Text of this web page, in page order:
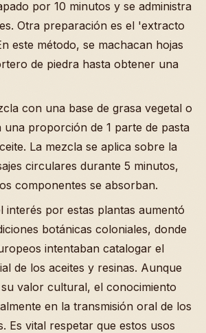
por 10 minutos y se administra
Otra preparación es el 'extracto
este método, se machacan hojas
de piedra hasta obtener una
con una base de grasa vegetal o
una proporción de 1 parte de pasta
La mezcla se aplica sobre la
circulares durante 5 minutos,
componentes se absorban.
interés por estas plantas aumentó
botánicas coloniales, donde
intentaban catalogar el
de los aceites y resinas. Aunque
valor cultural, el conocimiento
en la transmisión oral de los
Es vital respetar que estos usos